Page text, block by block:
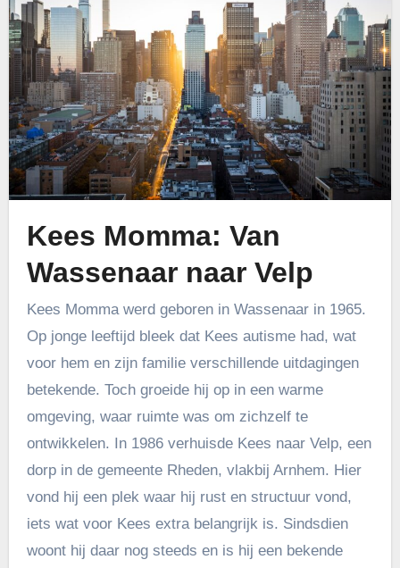
Kees Momma: Van
Wassenaar naar Velp
Kees Momma werd geboren in Wassenaar in 1965.
Op jonge leeftijd bleek dat Kees autisme had, wat
voor hem en zijn familie verschillende uitdagingen
betekende. Toch groeide hij op in een warme
omgeving, waar ruimte was om zichzelf te
ontwikkelen. In 1986 verhuisde Kees naar Velp, een
dorp in de gemeente Rheden, vlakbij Arnhem. Hier
vond hij een plek waar hij rust en structuur vond,
iets wat voor Kees extra belangrijk is. Sindsdien
woont hij daar nog steeds en is hij een bekende